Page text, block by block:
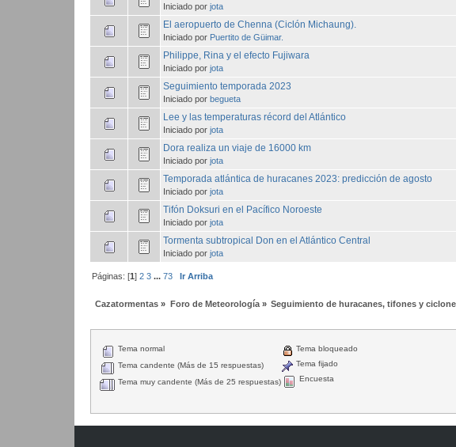
Iniciado porjota
El aeropuerto de Chenna (Ciclón Michaung).
Iniciado por Puertito de Güimar.
Philippe, Rina y el efecto Fujiwara
Iniciado porjota
Seguimiento temporada 2023
Iniciado porbegueta
Lee y las temperaturas récord del Atlántico
Iniciado porjota
Dora realiza un viaje de 16000 km
Iniciado porjota
Temporada atlántica de huracanes 2023: predicción de agosto
Iniciado porjota
Tifón Doksuri en el Pacífico Noroeste
Iniciado porjota
Tormenta subtropical Don en el Atlántico Central
Iniciado porjota
Páginas: [1]2 3 ...73 Ir Arriba
Cazatormentas » Foro de Meteorología» Seguimiento de huracanes, tifones y
Tema normal
Tema candente (Más de 15 respuestas)
Tema muy candente (Más de 25 respuestas)
Tema bloqueado
Tema fijado
Encuesta